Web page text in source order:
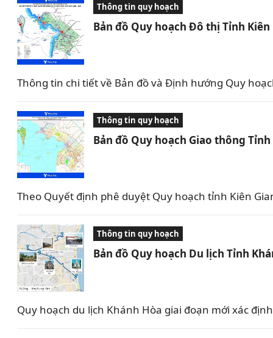
Thông tin quy hoạch
Bản đồ Quy hoạch Đô thị Tỉnh Kiên
Thông tin chi tiết về Bản đồ và Định hướng Quy
Thông tin quy hoạch
Bản đồ Quy hoạch Giao thông
Theo Quyết định phê duyệt Quy hoạch tỉnh Kiên
Thông tin quy hoạch
Bản đồ Quy hoạch Du lịch Tỉnh
Quy hoạch du lịch Khánh Hòa giai đoạn mới xác